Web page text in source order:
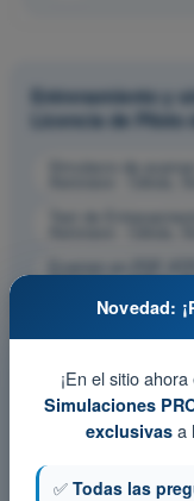
Entrenamiento y
Licencia de
Simulacro de
Test de
Examen en PDF
Aeronave - Célula,
Novedad:
¡En el sitio
Simulaciones
exclusivasa
✅ Todas las